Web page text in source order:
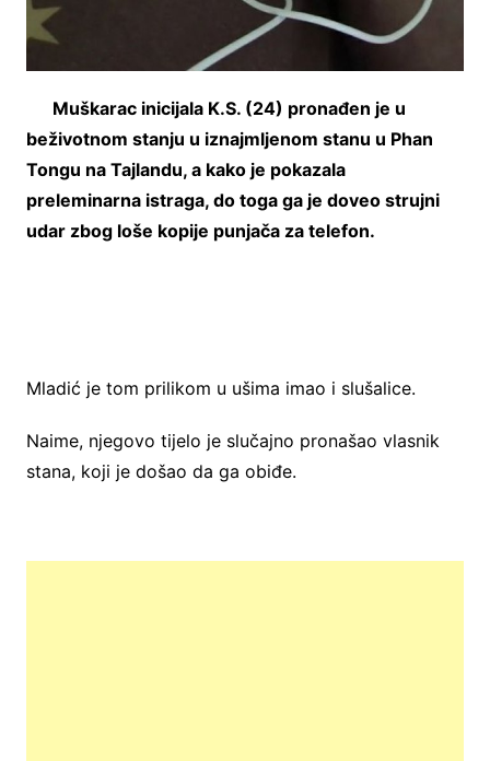
Muškarac inicijala K.S. (24) pronađen je u
beživotnom stanju u iznajmljenom stanu u Phan
Tongu na Tajlandu, a kako je pokazala
preleminarna istraga, do toga ga je doveo strujni
udar zbog loše kopije punjača za telefon.
Mladić je tom prilikom u ušima imao i slušalice.
Naime, njegovo tijelo je slučajno pronašao vlasnik
stana, koji je došao da ga obiđe.